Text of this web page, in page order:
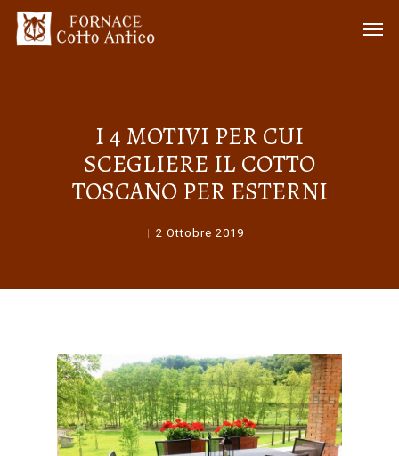
I 4 MOTIVI PER CUI
SCEGLIERE IL COTTO
TOSCANO PER ESTERNI
2 Ottobre 2019